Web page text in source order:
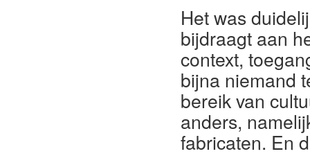
Het was
bijdraagt aan
context,
bijna niemand
bereik van
anders,
fabricaten. En